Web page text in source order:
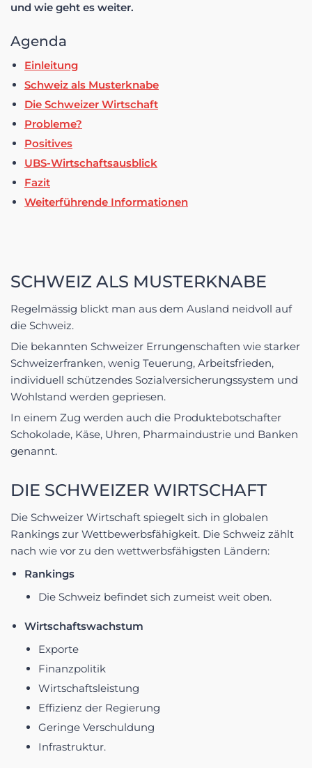
und wie geht es weiter.
Agenda
Einleitung
Schweiz als Musterknabe
Die Schweizer Wirtschaft
Probleme?
Positives
UBS-Wirtschaftsausblick
Fazit
Weiterführende Informationen
SCHWEIZ ALS MUSTERKNABE
Regelmässig blickt man aus dem Ausland neidvoll auf
die Schweiz.
Die bekannten Schweizer Errungenschaften wie starker
Schweizerfranken, wenig Teuerung, Arbeitsfrieden,
individuell schützendes Sozialversicherungssystem und
Wohlstand werden gepriesen.
In einem Zug werden auch die Produktebotschafter
Schokolade, Käse, Uhren, Pharmaindustrie und Banken
genannt.
DIE SCHWEIZER WIRTSCHAFT
Die Schweizer Wirtschaft spiegelt sich in globalen
Rankings zur Wettbewerbsfähigkeit. Die Schweiz zählt
nach wie vor zu den wettwerbsfähigsten Ländern:
Rankings
Die Schweiz befindet sich zumeist weit oben.
Wirtschaftswachstum
Exporte
Finanzpolitik
Wirtschaftsleistung
Effizienz der Regierung
Geringe Verschuldung
Infrastruktur.